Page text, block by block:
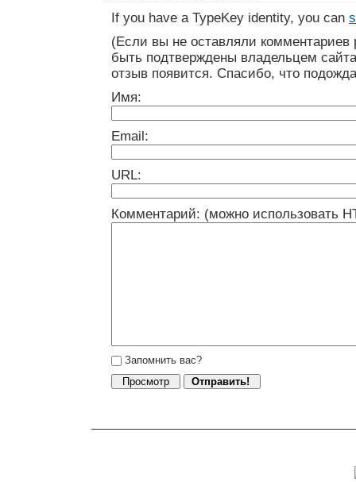
If you have a TypeKey identity, you can
(Если вы не оставляли
быть подтверждены владельцем
отзыв появится. Спасибо, что
Имя:
Email:
URL:
Комментарий: (можно использовать
Запомнить вас?